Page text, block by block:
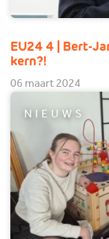
EU24 4 | Bert-
kern?!
06 maart 2024
NIEUWS